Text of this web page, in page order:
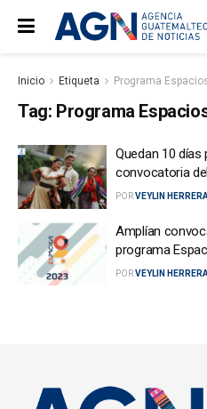
Inicio Etiqueta Programa
Tag: Programa
Quedan 10 días
convocatoria
PORVEYLIN
Amplían
programa
PORVEYLIN